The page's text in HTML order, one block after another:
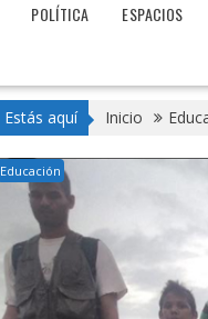
POLÍTICA ESPACIOS
Estás aquí Inicio
Educación